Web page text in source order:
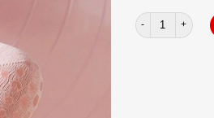
Vớ chống trượt